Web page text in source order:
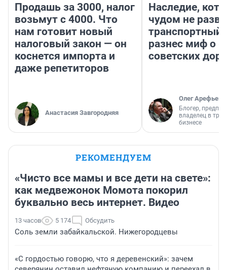
Продашь за 3000, налог
возьмут с 4000. Что
нам готовит новый
налоговый закон — он
коснется импорта и
даже репетиторов
Анастасия Завгородняя
Наследие,
чудом не
транспортный
разнес миф о
советских
Олег Арефьев
Блогер,
владелец в
бизнесе
РЕКОМЕНДУЕМ
«Чисто все мамы и все дети на свете»:
как медвежонок Момота покорил
буквально весь интернет. Видео
13 часов 5 174 Обсудить
Соль земли забайкальской. Нижегородцевы
«С гордостью говорю, что я деревенский»: зачем